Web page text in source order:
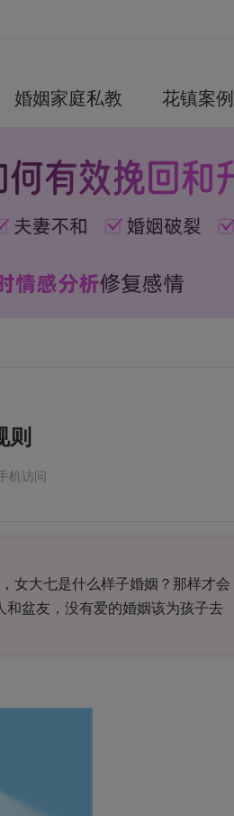
婚姻家庭私教 花镇案例
则
机访问
女大七是什么样子婚姻？那样才会
盆友，没有爱的婚姻该为孩子去